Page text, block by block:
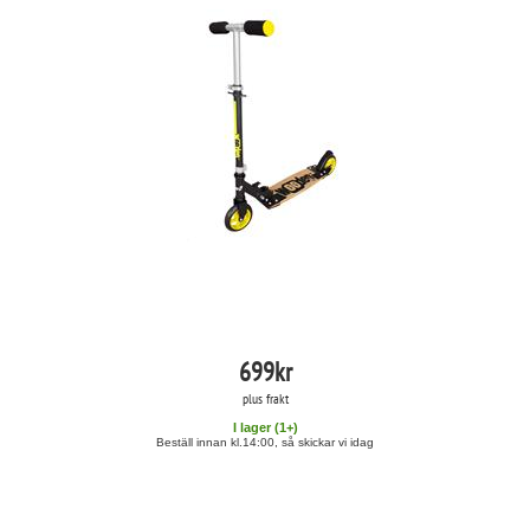
699kr
plus frakt
I lager (1+)
Beställ innan kl.14:00, så skickar vi idag